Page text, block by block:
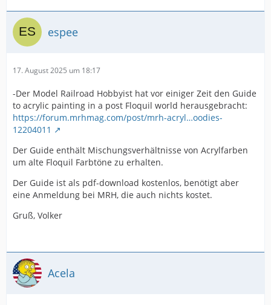
espee
17. August 2025 um 18:17
-Der Model Railroad Hobbyist hat vor einiger Zeit den Guide
to acrylic painting in a post Floquil world herausgebracht:
https://forum.mrhmag.com/post/mrh-acryl…oodies-
12204011
Der Guide enthält Mischungsverhältnisse von Acrylfarben
um alte Floquil Farbtöne zu erhalten.
Der Guide ist als pdf-download kostenlos, benötigt aber
eine Anmeldung bei MRH, die auch nichts kostet.
Gruß, Volker
Acela